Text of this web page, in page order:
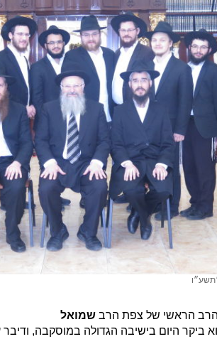
הראשי של צפת הרבשמואל
ביקר היום בישיבה הגדולה במוסקבה,